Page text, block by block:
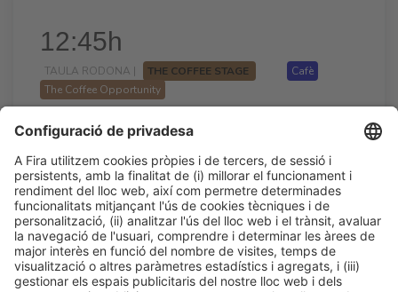
12:45h
TAULA RODONA | THE COFFEE STAGE
Cafè
The Coffee Opportunity
Els secrets del Coffee & Bakery
Dl 23 12:45h - 13:15h
The Coffee Stage
Accés lliure
LLegir més